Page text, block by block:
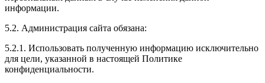
информации.
5.2. Администрация сайта обязана:
5.2.1. Использовать полученную информацию исключительно
для цели, указанной в настоящей Политике
конфиденциальности.